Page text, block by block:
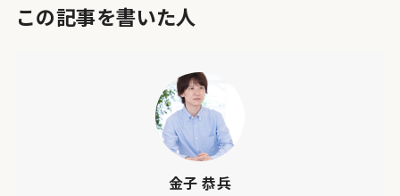
この記事を書いた人
金子 恭兵